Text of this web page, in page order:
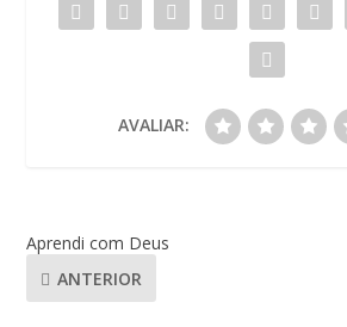
AVALIAR:
Aprendi com Deus
ANTERIOR